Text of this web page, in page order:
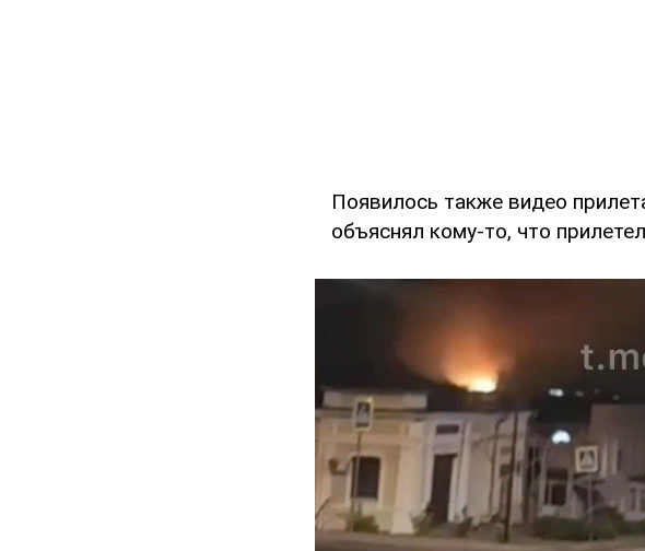
Появилось также видео
объяснял кому-то, что